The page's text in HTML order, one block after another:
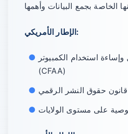
الإطار الأمريكي:
وإساءة استخدام الكمبيوتر
(CFAA)
على مستوى الولايات